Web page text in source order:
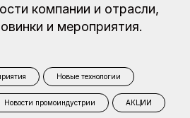
компании и отрасли,
и мероприятия.
Новые технологии
Новости промоиндустрии АКЦИИ